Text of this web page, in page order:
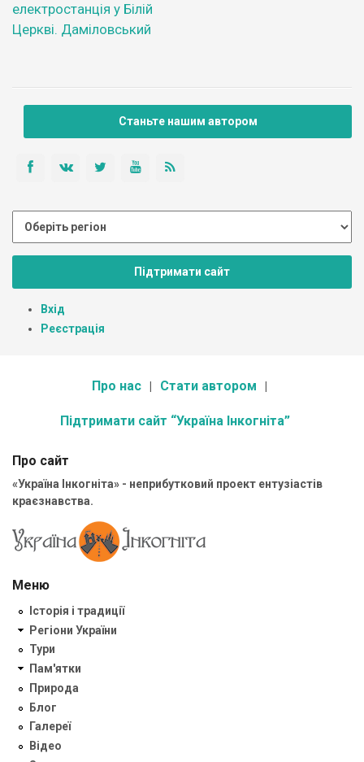
електростанція у Білій
Церкві. Даміловський
Станьте нашим автором
Підтримати сайт
Вхід
Реєстрація
Про нас Стати автором
Підтримати сайт “Україна Інкогніта”
Про сайт
«Україна Інкогніта» - неприбутковий проект ентузіастів
краєзнавства.
Меню
Історія і традиції
Регіони України
Тури
Пам'ятки
Природа
Блог
Галереї
Відео